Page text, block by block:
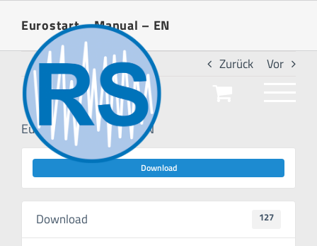
Inhalt
springen
Eurostart – Manual – EN
Zurück Vor
Eurostart – Manual – EN
Download
Download 127